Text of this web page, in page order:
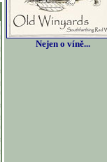
Nejen o víně...